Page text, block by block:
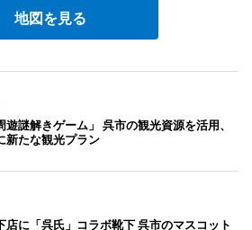
地図を見る
遊謎解きゲーム」 呉市の観光資源を活用、
新たな観光プラン
店に「呉氏」コラボ靴下 呉市のマスコット